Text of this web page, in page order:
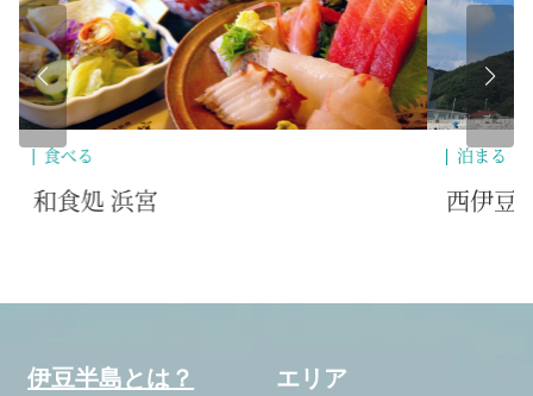
泊まる
西伊豆松崎伊東園ホテル
食
豊
伊豆半島とは？
エリア